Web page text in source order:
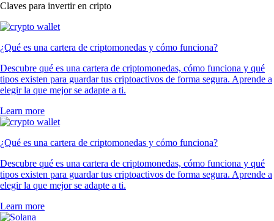
Claves para invertir en cripto
¿Qué es una cartera de criptomonedas y cómo funciona?
Descubre qué es una cartera de criptomonedas, cómo funciona y qué
tipos existen para guardar tus criptoactivos de forma segura. Aprende a
elegir la que mejor se adapte a ti.
Learn more
¿Qué es una cartera de criptomonedas y cómo funciona?
Descubre qué es una cartera de criptomonedas, cómo funciona y qué
tipos existen para guardar tus criptoactivos de forma segura. Aprende a
elegir la que mejor se adapte a ti.
Learn more